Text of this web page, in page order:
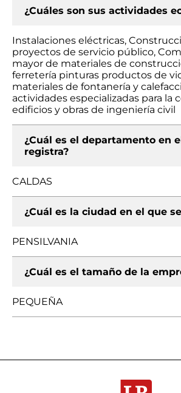
¿Cuáles son sus actividades
Instalaciones eléctricas,
proyectos de servicio público,
mayor de materiales de
ferretería pinturas productos de
materiales de fontanería y
actividades especializadas para la
edificios y obras de ingeniería civil
¿Cuál es el departamento en
registra?
CALDAS
¿Cuál es la ciudad en el que
PENSILVANIA
¿Cuál es el tamaño de la
PEQUEÑA